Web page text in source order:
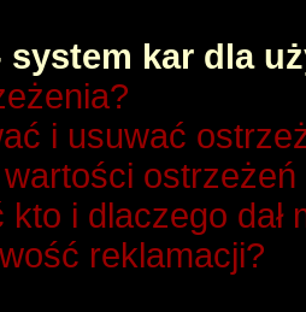
system kar dla
i usuwać
i dlaczego dał
reklamacji?